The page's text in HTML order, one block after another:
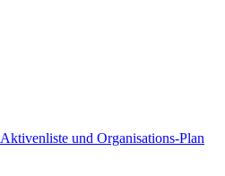
Aktivenliste und Organisations-Plan